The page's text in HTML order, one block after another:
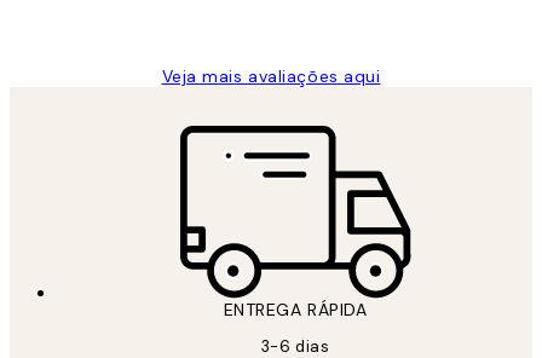
Veja mais avaliações aqui
ENTREGA RÁPIDA
3-6 dias